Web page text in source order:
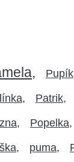
Pupík
Patrik
Popelka
puma